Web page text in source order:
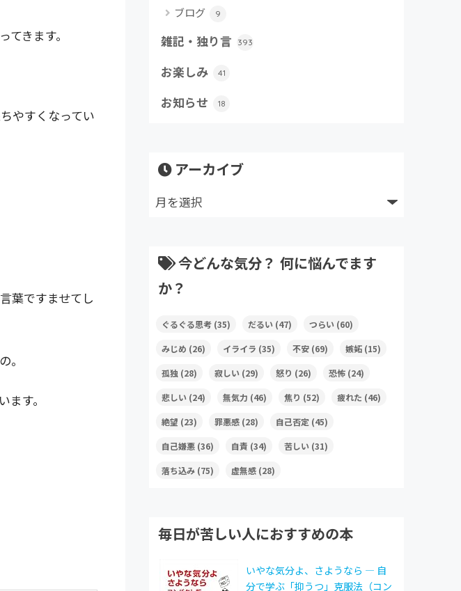
きます。
やすくなってい
葉ですませてし
。
す。
ブログ 9
雑記・独り言 393
お楽しみ 41
お知らせ 18
アーカイブ
今どんな気分？ 何に悩んでます
か？
ぐるぐる思考 (35) だるい (47) つらい (60)
みじめ (26) イライラ (35) 不安 (69) 嫉妬 (15)
孤独 (28) 寂しい (29) 怒り (26) 恐怖 (24)
悲しい (24) 無気力 (46) 焦り (52) 疲れた (46)
絶望 (23) 罪悪感 (28) 自己否定 (45)
自己嫌悪 (36) 自責 (34) 苦しい (31)
落ち込み (75) 虚無感 (28)
毎日が苦しい人におすすめの本
いやな気分よ、さようなら ― 自
分で学ぶ「抑うつ」克服法（コン